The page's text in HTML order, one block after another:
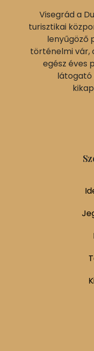
Visegrád a
turisztikai
lenyűgöző
történelmi vár,
egész éves
látogató